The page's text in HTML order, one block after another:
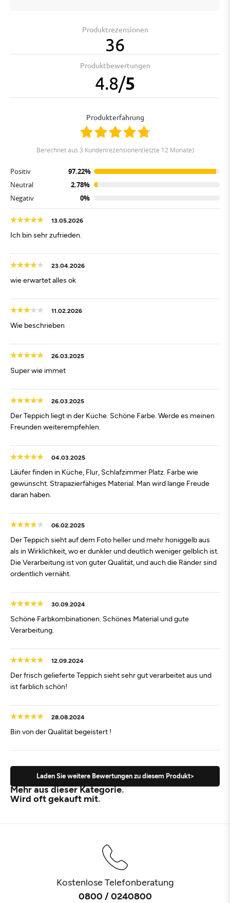
Produktrezensionen
36
Produktbewertungen
4.8/5
Produkterfahrung
berechnet aus 3 Kundenrezensionen(letzte 12 Monate)
Positiv
97.22%
Neutral
2.78%
Negativ
0%
13.05.2026
Ich bin sehr zufrieden.
23.04.2026
wie erwartet alles ok
11.02.2026
Wie beschrieben
26.03.2025
Super wie immet
26.03.2025
Der Teppich liegt in der Küche. Schöne Farbe. Werde es meinen
Freunden weiterempfehlen.
04.03.2025
Läufer finden in Küche, Flur, Schlafzimmer Platz. Farbe wie
gewünscht. Strapazierfähiges Material. Man wird lange Freude
daran haben.
06.02.2025
Der Teppich sieht auf dem Foto heller und mehr honiggelb aus
als in Wirklichkeit, wo er dunkler und deutlich weniger gelblich ist.
Die Verarbeitung ist von guter Qualität, und auch die Ränder sind
ordentlich vernäht.
30.09.2024
Schöne Farbkombinationen. Schönes Material und gute
Verarbeitung.
12.09.2024
Der frisch gelieferte Teppich sieht sehr gut verarbeitet aus und
ist farblich schön!
28.08.2024
Bin von der Qualität begeistert !
Laden Sie weitere Bewertungen zu diesem Produkt>
Mehr aus dieser Kategorie
Wird oft gekauft mit
Kostenlose Telefonberatung
0800 / 0240800